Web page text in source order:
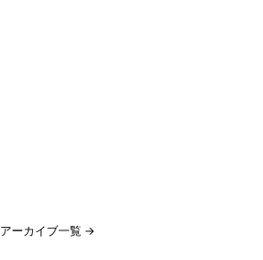
アーカイブ一覧 →